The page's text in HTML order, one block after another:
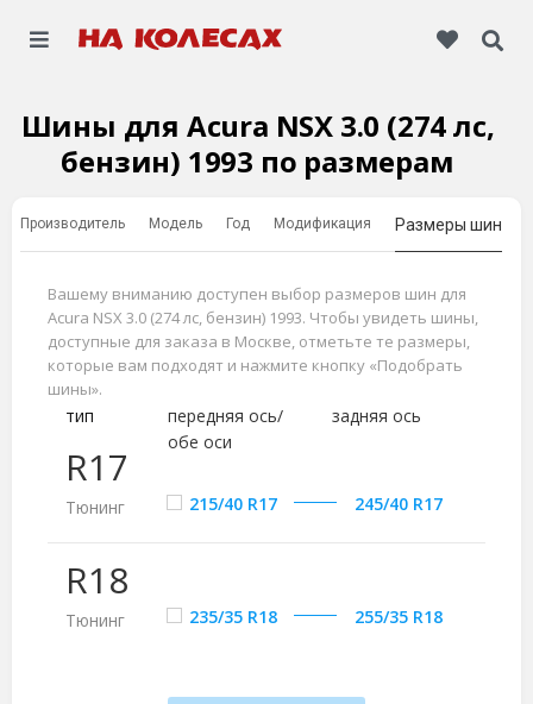
Шины для Acura NSX 3.0 (274 лс,
бензин) 1993 по размерам
Производитель Модель Год Модификация Размеры шин
Вашему вниманию доступен выбор размеров шин для
Acura NSX 3.0 (274 лс, бензин) 1993. Чтобы увидеть шины,
доступные для заказа в Москве, отметьте те размеры,
которые вам подходят и нажмите кнопку «Подобрать
шины».
R17
тип
передняя ось/
обе оси
задняя ось
Тюнинг 215/40 R17 245/40 R17
R18
Тюнинг 235/35 R18 255/35 R18